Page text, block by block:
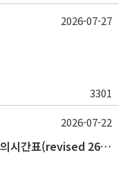
3301
2026-07-27
2026학년도 2학기 보건대학원 강의시간표(revised 260803)(2026 2nd SEMESTER SNU GSPH TIMETABLE)
2026-07-22